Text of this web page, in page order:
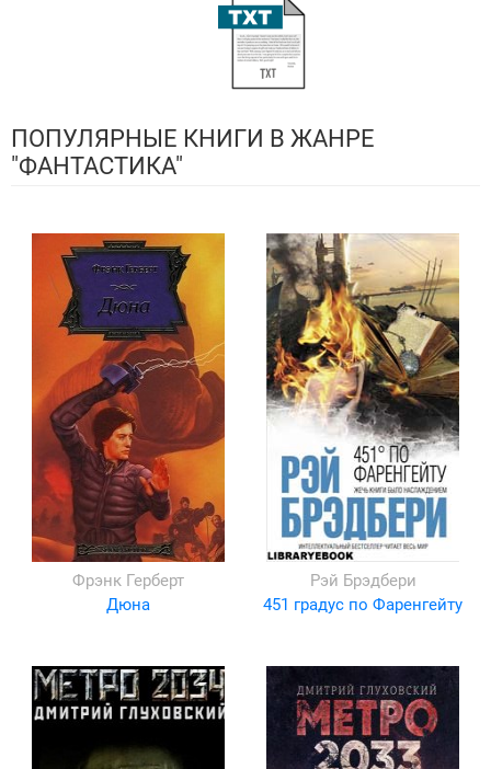
ПОПУЛЯРНЫЕ КНИГИ В ЖАНРЕ
"ФАНТАСТИКА"
Фрэнк Герберт
Дюна
Рэй Брэдбери
451 градус по Фаренгейту